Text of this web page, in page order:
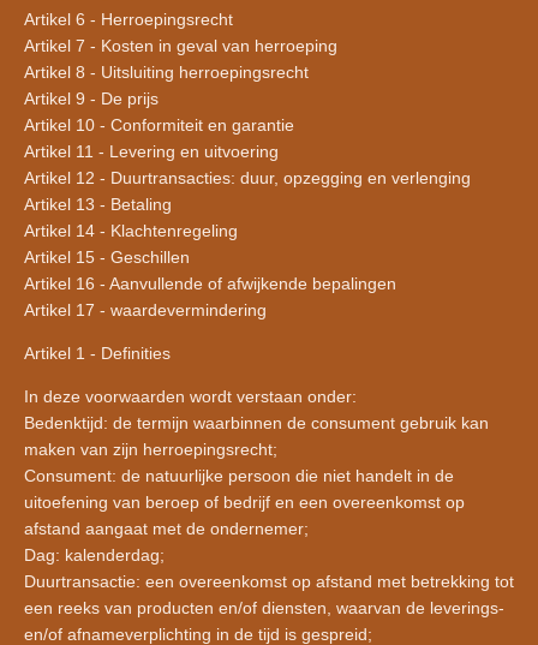
Artikel 6 - Herroepingsrecht
Artikel 7 - Kosten in geval van herroeping
Artikel 8 - Uitsluiting herroepingsrecht
Artikel 9 - De prijs
Artikel 10 - Conformiteit en garantie
Artikel 11 - Levering en uitvoering
Artikel 12 - Duurtransacties: duur, opzegging en verlenging
Artikel 13 - Betaling
Artikel 14 - Klachtenregeling
Artikel 15 - Geschillen
Artikel 16 - Aanvullende of afwijkende bepalingen
Artikel 17 - waardevermindering
Artikel 1 - Definities
In deze voorwaarden wordt verstaan onder:
Bedenktijd: de termijn waarbinnen de consument gebruik kan
maken van zijn herroepingsrecht;
Consument: de natuurlijke persoon die niet handelt in de
uitoefening van beroep of bedrijf en een overeenkomst op
afstand aangaat met de ondernemer;
Dag: kalenderdag;
Duurtransactie: een overeenkomst op afstand met betrekking tot
een reeks van producten en/of diensten, waarvan de leverings-
en/of afnameverplichting in de tijd is gespreid;